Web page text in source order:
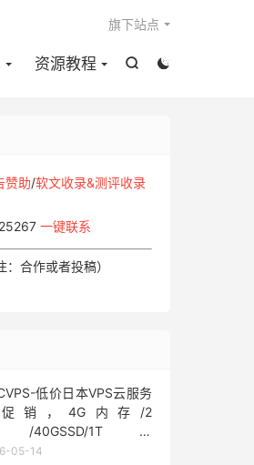


资源教程
旗下站点
赞助/软文收录&测评收录
一键联系
合作或者投稿）
低价日本VPS云服务
销，4G内存/2
40GSSD/1T流
带宽，低至36元/
05-14